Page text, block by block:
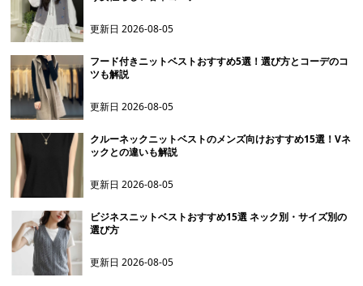
更新日2026-08-05
フード付きニットベストおすすめ5選！選び方とコーデのコ
ツも解説
更新日2026-08-05
クルーネックニットベストのメンズ向けおすすめ15選！Vネ
ックとの違いも解説
更新日2026-08-05
ビジネスニットベストおすすめ15選 ネック別・サイズ別の
選び方
更新日2026-08-05